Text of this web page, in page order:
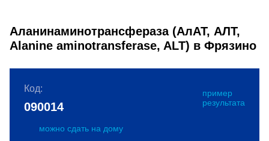
Аланинаминотрансфераза (АлАТ, АЛТ,
Alanine aminotransferase, ALT) в Фрязино
Код:
пример
результата
090014
можно сдать на дому